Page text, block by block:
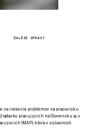
ĎALŠIE SPRÁVY
na riešenie problémov na pracovisku
pracujúcich na Slovensku aj v
(MAP), ktorá v súčasnosti